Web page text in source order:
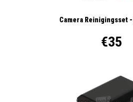
Camera Reinigingsset
€35